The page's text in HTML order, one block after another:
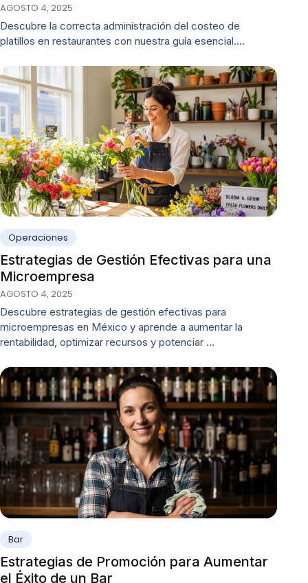
AGOSTO 4, 2025
Descubre la correcta administración del costeo de
platillos en restaurantes con nuestra guía esencial.…
Operaciones
Estrategias de Gestión Efectivas para una
Microempresa
AGOSTO 4, 2025
Descubre estrategias de gestión efectivas para
microempresas en México y aprende a aumentar la
rentabilidad, optimizar recursos y potenciar …
Bar
Estrategias de Promoción para Aumentar
el Éxito de un Bar